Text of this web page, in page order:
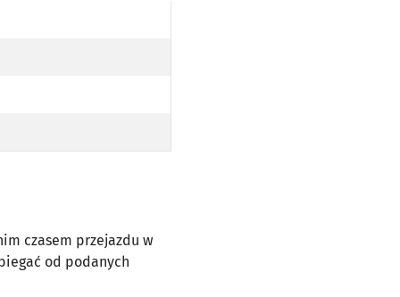
czasem przejazdu w
od podanych